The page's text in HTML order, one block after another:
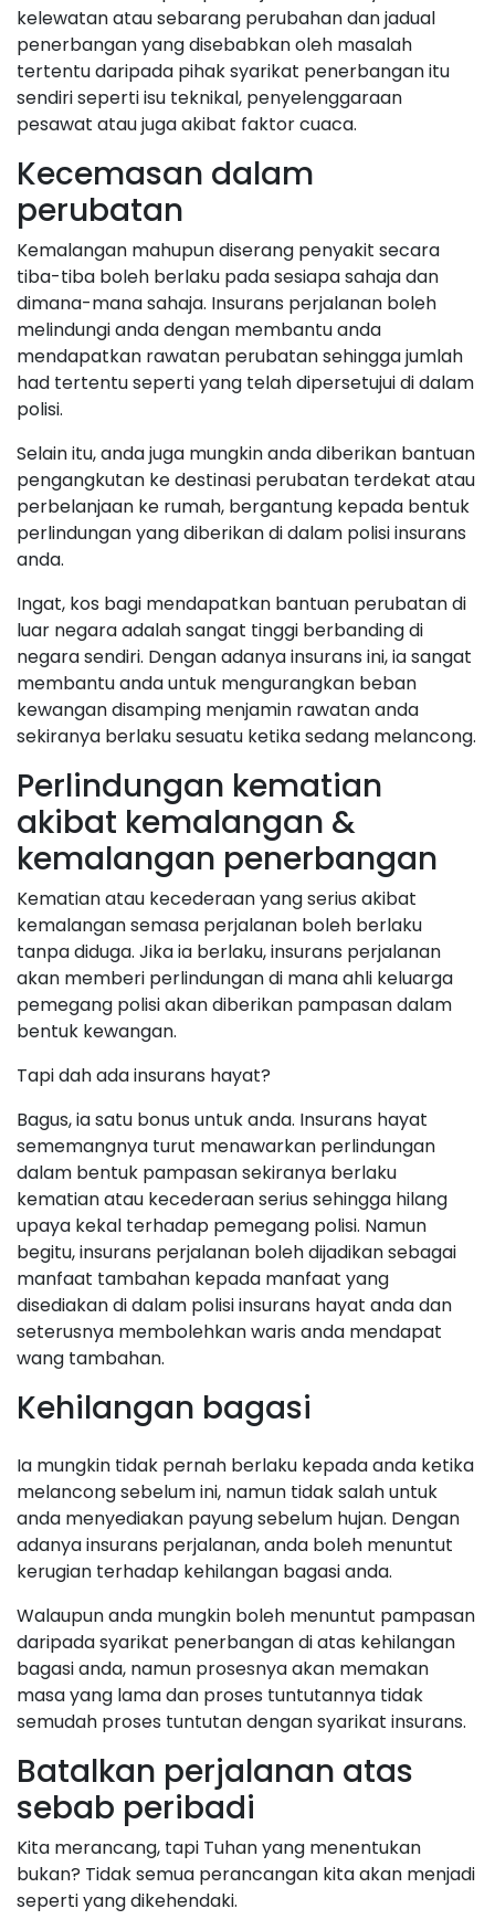
kelewatan atau sebarang perubahan dan jadual
penerbangan yang disebabkan oleh masalah
tertentu daripada pihak syarikat penerbangan itu
sendiri seperti isu teknikal, penyelenggaraan
pesawat atau juga akibat faktor cuaca.
Kecemasan dalam
perubatan
Kemalangan mahupun diserang penyakit secara
tiba-tiba boleh berlaku pada sesiapa sahaja dan
dimana-mana sahaja. Insurans perjalanan boleh
melindungi anda dengan membantu anda
mendapatkan rawatan perubatan sehingga jumlah
had tertentu seperti yang telah dipersetujui di dalam
polisi.
Selain itu, anda juga mungkin anda diberikan bantuan
pengangkutan ke destinasi perubatan terdekat atau
perbelanjaan ke rumah, bergantung kepada bentuk
perlindungan yang diberikan di dalam polisi insurans
anda.
Ingat, kos bagi mendapatkan bantuan perubatan di
luar negara adalah sangat tinggi berbanding di
negara sendiri. Dengan adanya insurans ini, ia sangat
membantu anda untuk mengurangkan beban
kewangan disamping menjamin rawatan anda
sekiranya berlaku sesuatu ketika sedang melancong.
Perlindungan kematian
akibat kemalangan &
kemalangan penerbangan
Kematian atau kecederaan yang serius akibat
kemalangan semasa perjalanan boleh berlaku
tanpa diduga. Jika ia berlaku, insurans perjalanan
akan memberi perlindungan di mana ahli keluarga
pemegang polisi akan diberikan pampasan dalam
bentuk kewangan.
Tapi dah ada insurans hayat?
Bagus, ia satu bonus untuk anda. Insurans hayat
sememangnya turut menawarkan perlindungan
dalam bentuk pampasan sekiranya berlaku
kematian atau kecederaan serius sehingga hilang
upaya kekal terhadap pemegang polisi. Namun
begitu, insurans perjalanan boleh dijadikan sebagai
manfaat tambahan kepada manfaat yang
disediakan di dalam polisi insurans hayat anda dan
seterusnya membolehkan waris anda mendapat
wang tambahan.
Kehilangan bagasi
Ia mungkin tidak pernah berlaku kepada anda ketika
melancong sebelum ini, namun tidak salah untuk
anda menyediakan payung sebelum hujan. Dengan
adanya insurans perjalanan, anda boleh menuntut
kerugian terhadap kehilangan bagasi anda.
Walaupun anda mungkin boleh menuntut pampasan
daripada syarikat penerbangan di atas kehilangan
bagasi anda, namun prosesnya akan memakan
masa yang lama dan proses tuntutannya tidak
semudah proses tuntutan dengan syarikat insurans.
Batalkan perjalanan atas
sebab peribadi
Kita merancang, tapi Tuhan yang menentukan
bukan? Tidak semua perancangan kita akan menjadi
seperti yang dikehendaki.